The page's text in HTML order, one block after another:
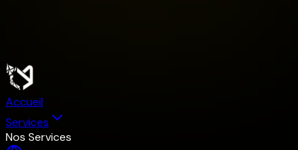
Accueil
Services
Nos Services